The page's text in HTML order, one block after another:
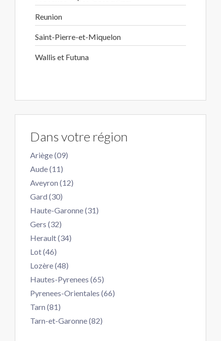
Reunion
Saint-Pierre-et-Miquelon
Wallis et Futuna
Dans votre région
Ariège (09)
Aude (11)
Aveyron (12)
Gard (30)
Haute-Garonne (31)
Gers (32)
Herault (34)
Lot (46)
Lozère (48)
Hautes-Pyrenees (65)
Pyrenees-Orientales (66)
Tarn (81)
Tarn-et-Garonne (82)